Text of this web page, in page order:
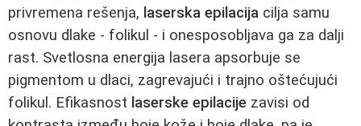
privremena rešenja, laserska epilacija cilja samu
osnovu dlake - folikul - i onesposobljava ga za dalji
rast. Svetlosna energija lasera apsorbuje se
pigmentom u dlaci, zagrevajući i trajno oštećujući
folikul. Efikasnost laserske epilacije zavisi od